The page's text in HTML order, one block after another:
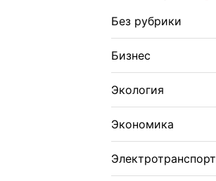
Без рубрики
Бизнес
Экология
Экономика
Электротранспорт